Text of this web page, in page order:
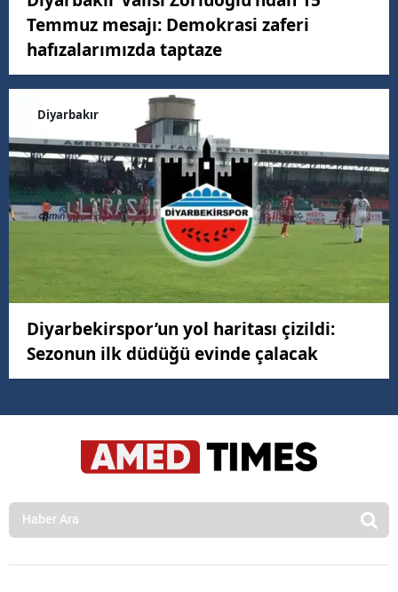
Temmuz mesajı: Demokrasi zaferi
hafızalarımızda taptaze
Diyarbakır
Diyarbekirspor’un yol haritası çizildi:
Sezonun ilk düdüğü evinde çalacak